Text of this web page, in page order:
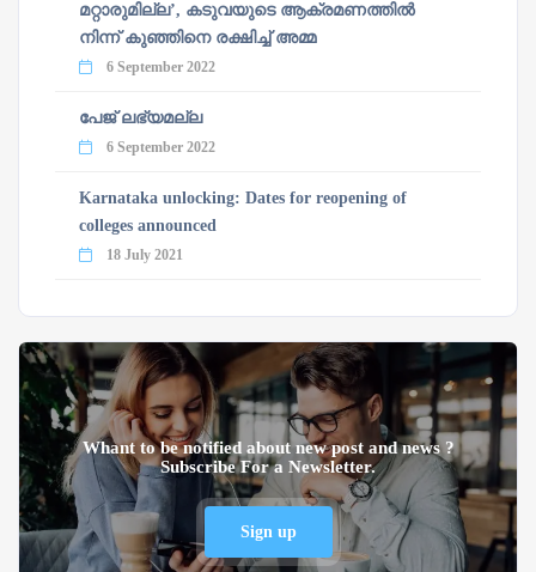
മറ്റാരുമില്ല’, കടുവയുടെ ആക്രമണത്തില്‍
നിന്ന് കുഞ്ഞിനെ രക്ഷിച്ച് അമ്മ
6 September 2022
പേജ് ലഭ്യമല്ല
6 September 2022
Karnataka unlocking: Dates for reopening of
colleges announced
18 July 2021
Whant to be notified about new post and news ?
Subscribe For a Newsletter.
Sign up